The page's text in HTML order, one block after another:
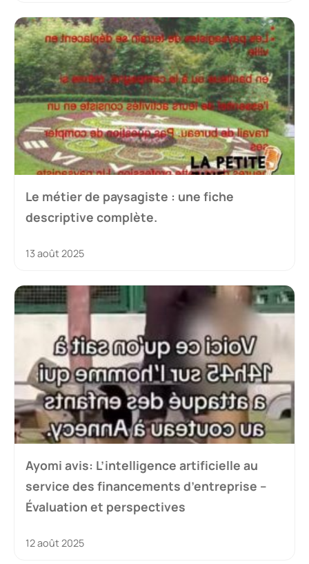
Le métier de paysagiste : une fiche
descriptive complète.
13 août 2025
Ayomi avis: L’intelligence artificielle au
service des financements d’entreprise –
Évaluation et perspectives
12 août 2025